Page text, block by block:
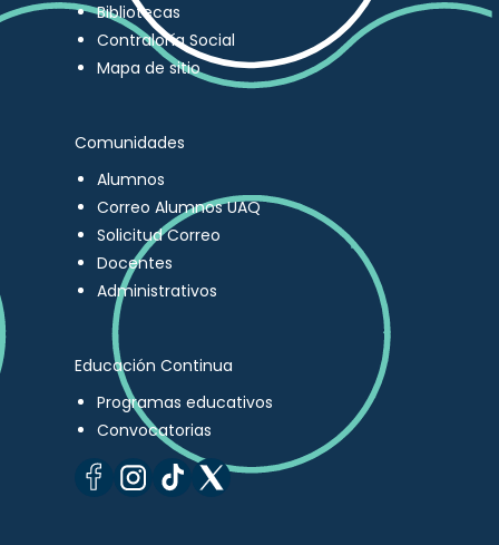
Bibliotecas
Contraloría Social
Mapa de sitio
Comunidades
Alumnos
Correo Alumnos UAQ
Solicitud Correo
Docentes
Administrativos
Educación Continua
Programas educativos
Convocatorias